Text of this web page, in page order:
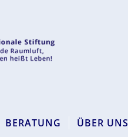
BERATUNG ÜBER UNS